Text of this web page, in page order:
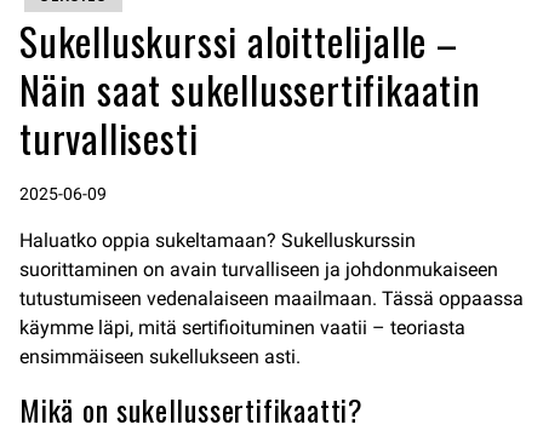
Sukelluskurssi aloittelijalle –
Näin saat sukellussertifikaatin
turvallisesti
2025-06-09
Haluatko oppia sukeltamaan? Sukelluskurssin
suorittaminen on avain turvalliseen ja johdonmukaiseen
tutustumiseen vedenalaiseen maailmaan. Tässä oppaassa
käymme läpi, mitä sertifioituminen vaatii – teoriasta
ensimmäiseen sukellukseen asti.
Mikä on sukellussertifikaatti?